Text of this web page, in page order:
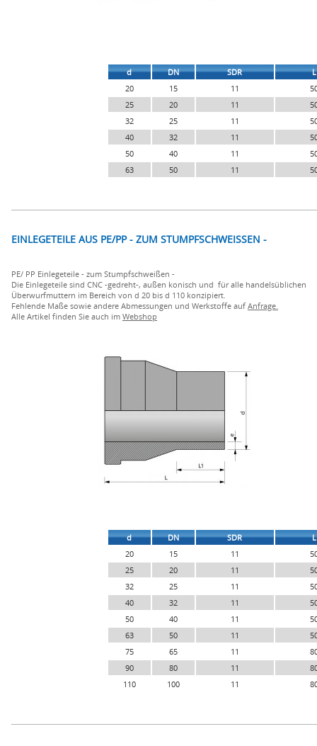
d DN SDR
L
20
15 11
25
20 11
32
25 11
40
32 11
50
40 11
63
50 11
EINLEGETEILE AUS PE/PP - ZUM STUMPFSCHWEISSEN -
PE/ PP Einlegeteile - zum Stumpfschweißen -
Die Einlegeteile sind CNC -gedreht-, außen konisch und für alle handelsüblichen
Überwurfmuttern im Bereich von d 20 bis d 110 konzipiert.
Fehlende Maße sowie andere Abmessungen und Werkstoffe auf Anfrage.
Alle Artikel finden Sie auch im Webshop
d DN SDR
L
20
15 11
25
20 11
32
25 11
40
32 11
50
40 11
63
50 11
75
65 11
90
80 11
110
100 11